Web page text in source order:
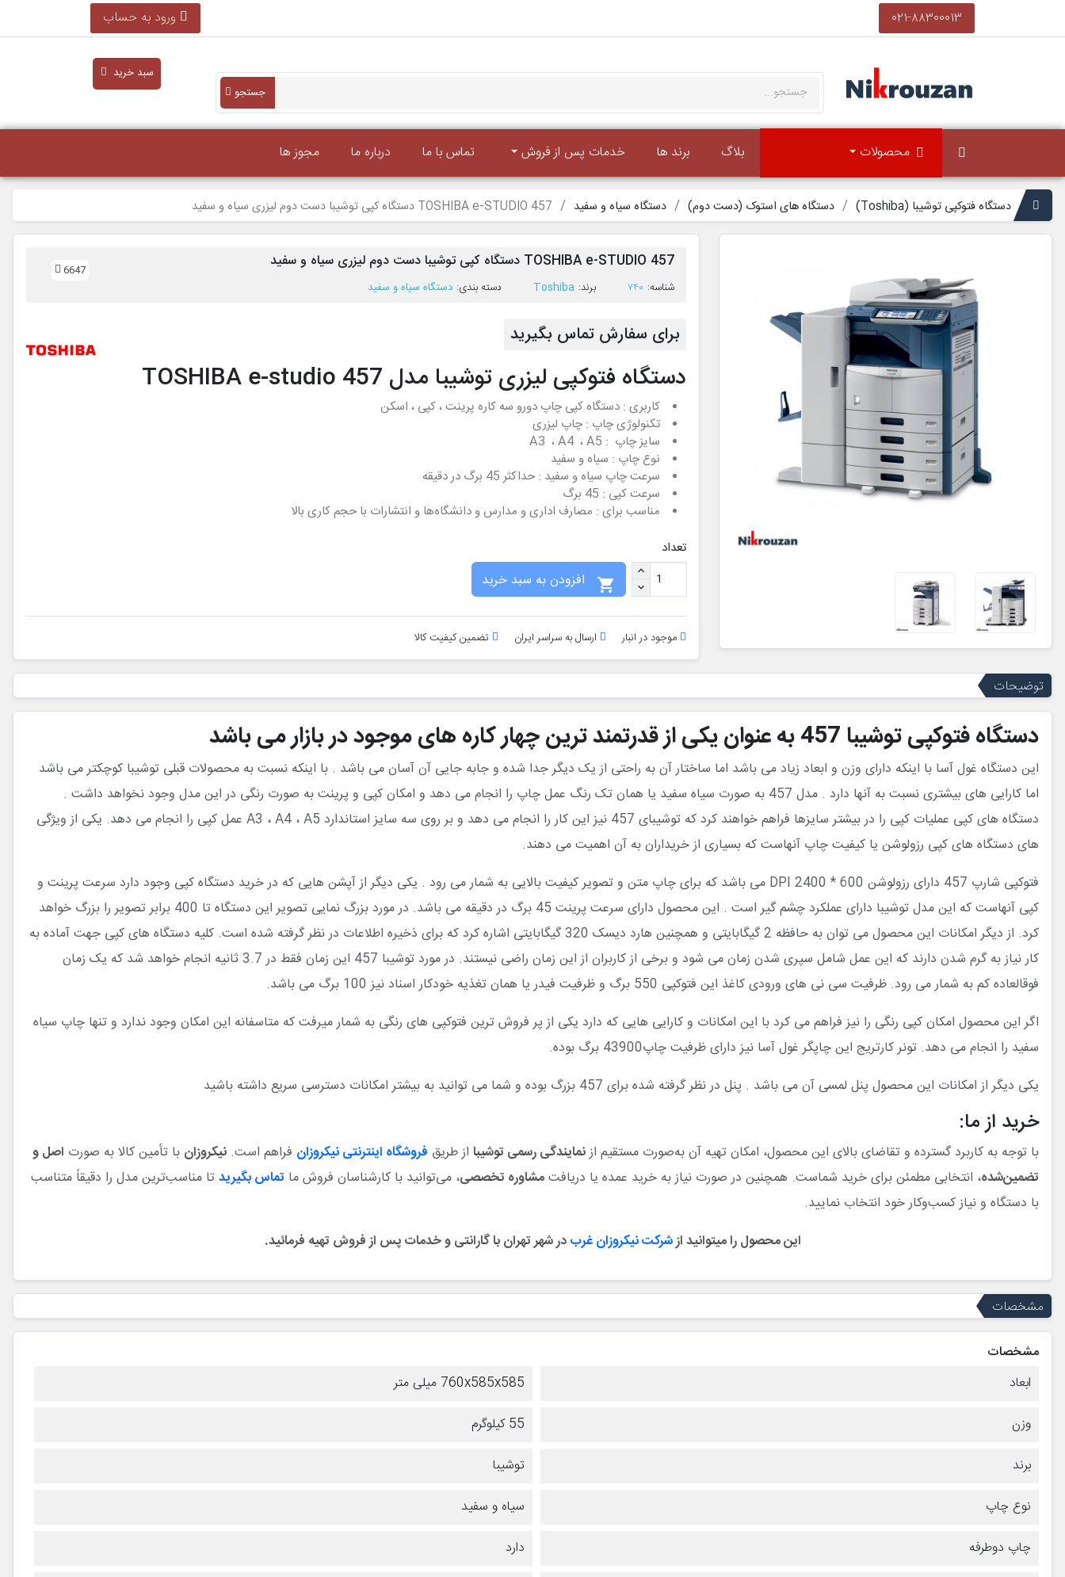
021-88300013 ورود به حساب
جستجو
سبد خرید
محصولات بلاگ برند ها خدمات پس از فروش تماس با ما درباره ما مجوز ها
دستگاه فتوکپی توشیبا (Toshiba) دستگاه های استوک (دست دوم) دستگاه سیاه و سفید TOSHIBA e-STUDIO 457 دستگاه کپی توشیبا دست دوم لیزری سیاه و سفید
TOSHIBA e-STUDIO 457 دستگاه کپی توشیبا دست دوم لیزری سیاه و سفید 6647
ﺷﻨﺎﺳﻪ: 740 ﺑﺮﻧﺪ: Toshiba ﺩﺳﺘﻪ ﺑﻨﺪی: دستگاه سیاه و سفید
برای سفارش تماس بگیرید
دستگاه فتوکپی لیزری توشیبا مدل TOSHIBA e-studio 457
کاربری : دستگاه کپی‌ چاپ دورو سه کاره پرینت ، کپی ، اسکن
تکنولوژی چاپ : چاپ لیزری
سایز چاپ : A3 ، A4 ، A5
نوع چاپ : سیاه و سفید
سرعت چاپ سیاه و سفید : حداکثر 45 برگ در دقیقه
سرعت کپی : 45 برگ
مناسب برای : مصارف اداری و مدارس و دانشگاه‌ها و انتشارات با حجم کاری بالا
تعداد

موجود در انبار ارسال به سراسر ایران تضمین کیفیت کالا
توضیحات
دستگاه فتوکپی توشیبا 457 به عنوان یکی از قدرتمند ترین چهار کاره های موجود در بازار می باشد
این دستگاه غول آسا با اینکه دارای وزن و ابعاد زیاد می باشد اما ساختار آن به راحتی از یک دیگر جدا شده و جابه جایی آن آسان می باشد . با اینکه نسبت به محصولات قبلی توشیبا کوچکتر می باشد
اما کارایی های بیشتری نسبت به آنها دارد . مدل 457 به صورت سیاه سفید یا همان تک رنگ عمل چاپ را انجام می دهد و امکان کپی و پرینت به صورت رنگی در این مدل وجود نخواهد داشت .
دستگاه های کپی عملیات کپی را در بیشتر سایزها فراهم خواهند کرد که توشیبای 457 نیز این کار را انجام می دهد و بر روی سه سایز استاندارد A3 ، A4 ، A5 عمل کپی را انجام می دهد. یکی از ویژگی
های دستگاه های کپی رزولوشن یا کیفیت چاپ آنهاست که بسیاری از خریداران به آن اهمیت می دهند.
فتوکپی شارپ 457 دارای رزولوشن 600 * 2400 DPI می باشد که برای چاپ متن و تصویر کیفیت بالایی به شمار می رود . یکی دیگر از آپشن هایی که در خرید دستگاه کپی وجود دارد سرعت پرینت و
کپی آنهاست که این مدل توشیبا دارای عملکرد چشم گیر است . این محصول دارای سرعت پرینت 45 برگ در دقیقه می باشد. در مورد بزرگ نمایی تصویر این دستگاه تا 400 برابر تصویر را بزرگ خواهد
کرد. از دیگر امکانات این محصول می توان به حافظه 2 گیگابایتی و همچنین هارد دیسک 320 گیگابایتی اشاره کرد که برای ذخیره اطلاعات در نظر گرفته شده است. کلیه دستگاه های کپی جهت آماده به
کار نیاز به گرم شدن دارند که این عمل شامل سپری شدن زمان می شود و برخی از کاربران از این زمان راضی نیستند. در مورد توشیبا 457 این زمان فقط در 3.7 ثانیه انجام خواهد شد که یک زمان
فوقالعاده کم به شمار می رود. ظرفیت سی نی های ورودی کاغذ این فتوکپی 550 برگ و ظرفیت فیدر یا همان تغذیه خودکار اسناد نیز 100 برگ می باشد.
اگر این محصول امکان کپی رنگی را نیز فراهم می کرد با این امکانات و کارایی هایی که دارد یکی از پر فروش ترین فتوکپی های رنگی به شمار میرفت که متاسفانه این امکان وجود ندارد و تنها چاپ سیاه
سفید را انجام می دهد. تونر کارتریج این چاپگر غول آسا نیز دارای ظرفیت چاپ43900 برگ بوده.
یکی دیگر از امکانات این محصول پنل لمسی آن می باشد . پنل در نظر گرفته شده برای 457 بزرگ بوده و شما می توانید به بیشتر امکانات دسترسی سریع داشته باشید
خرید از ما:
با توجه به کاربرد گسترده و تقاضای بالای این محصول، امکان تهیه آن به‌صورت مستقیم ازنمایندگی رسمی توشیبا از طریق فروشگاه اینترنتی نیکروزان فراهم است. نیکروزان با تأمین کالا به‌ صورت اصل و
تضمین‌شده، انتخابی مطمئن برای خرید شماست. همچنین در صورت نیاز به خرید عمده یا دریافتمشاوره تخصصی، می‌توانید با کارشناسان فروش ما تماس بگیریدتا مناسب‌ترین مدل را دقیقاً متناسب
با دستگاه و نیاز کسب‌وکار خود انتخاب نمایید.
این محصول را میتوانید ازشرکت نیکروزان غربدر شهر تهران با گارانتی و خدمات پس از فروش تهیه فرمائید.
مشخصات
مشخصات
ابعاد
760x585x585 میلی متر
وزن
55 کیلوگرم
برند
توشیبا
نوع چاپ
سیاه و سفید
چاپ دوطرفه
دارد